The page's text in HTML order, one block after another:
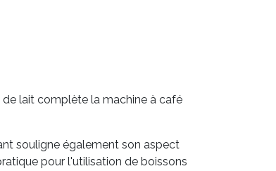
lait complète la machine à café
souligne également son aspect
pour l'utilisation de boissons